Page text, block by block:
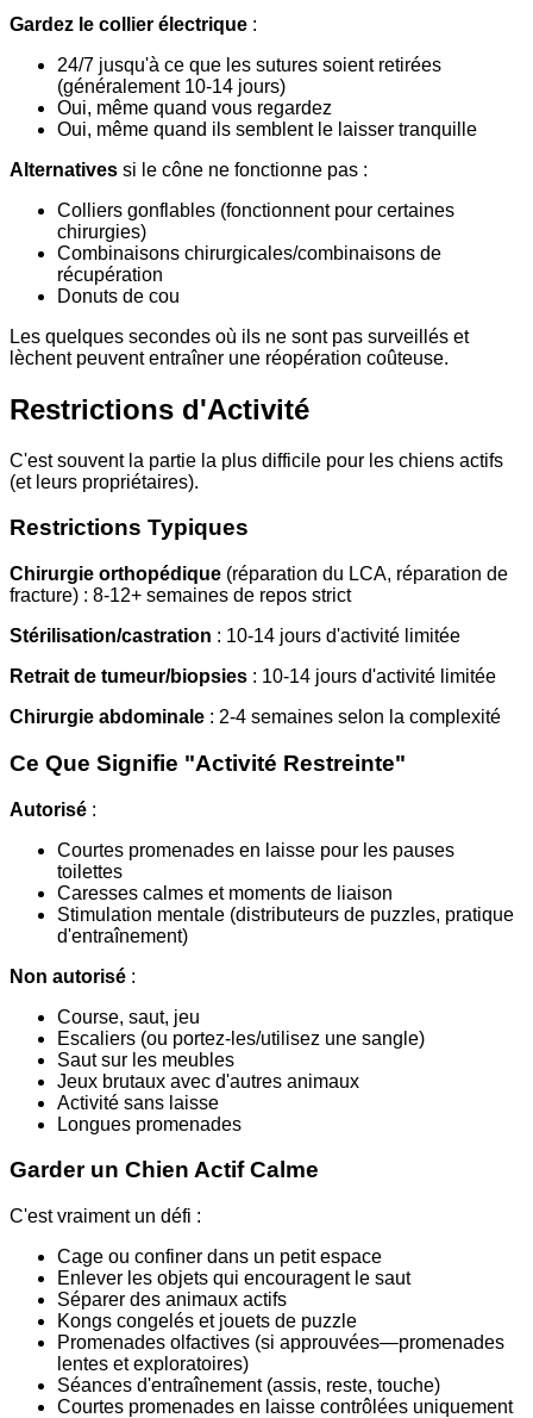
Gardez le collier électrique :
24/7 jusqu'à ce que les sutures soient retirées
(généralement 10-14 jours)
Oui, même quand vous regardez
Oui, même quand ils semblent le laisser tranquille
Alternatives si le cône ne fonctionne pas :
Colliers gonflables (fonctionnent pour certaines
chirurgies)
Combinaisons chirurgicales/combinaisons de
récupération
Donuts de cou
Les quelques secondes où ils ne sont pas surveillés et
lèchent peuvent entraîner une réopération coûteuse.
Restrictions d'Activité
C'est souvent la partie la plus difficile pour les chiens actifs
(et leurs propriétaires).
Restrictions Typiques
Chirurgie orthopédique (réparation du LCA, réparation de
fracture) : 8-12+ semaines de repos strict
Stérilisation/castration : 10-14 jours d'activité limitée
Retrait de tumeur/biopsies : 10-14 jours d'activité limitée
Chirurgie abdominale : 2-4 semaines selon la complexité
Ce Que Signifie "Activité Restreinte"
Autorisé :
Courtes promenades en laisse pour les pauses
toilettes
Caresses calmes et moments de liaison
Stimulation mentale (distributeurs de puzzles, pratique
d'entraînement)
Non autorisé :
Course, saut, jeu
Escaliers (ou portez-les/utilisez une sangle)
Saut sur les meubles
Jeux brutaux avec d'autres animaux
Activité sans laisse
Longues promenades
Garder un Chien Actif Calme
C'est vraiment un défi :
Cage ou confiner dans un petit espace
Enlever les objets qui encouragent le saut
Séparer des animaux actifs
Kongs congelés et jouets de puzzle
Promenades olfactives (si approuvées—promenades
lentes et exploratoires)
Séances d'entraînement (assis, reste, touche)
Courtes promenades en laisse contrôlées uniquement